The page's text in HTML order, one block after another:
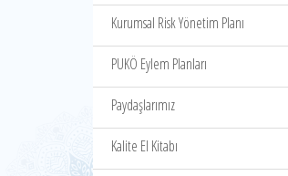
Kurumsal Risk Yönetim Planı
PUKÖ Eylem Planları
Paydaşlarımız
Kalite El Kitabı